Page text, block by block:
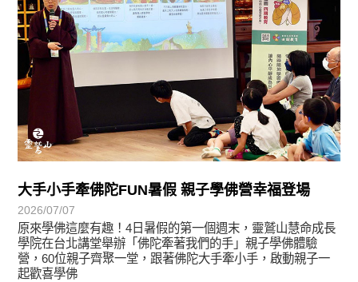
大手小手牽佛陀FUN暑假 親子學佛營幸福登場
2026/07/07
原來學佛這麼有趣！4日暑假的第一個週末，靈鷲山慧命成長
學院在台北講堂舉辦「佛陀牽著我們的手」親子學佛體驗
營，60位親子齊聚一堂，跟著佛陀大手牽小手，啟動親子一
起歡喜學佛